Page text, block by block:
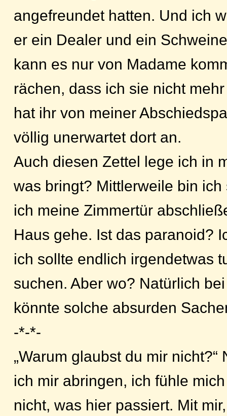
angefreundet hatten. Und ich
er ein Dealer und ein
kann es nur von Madame
rächen, dass ich sie nicht
hat ihr von meiner
völlig unerwartet dort an.
Auch diesen Zettel lege ich in
was bringt? Mittlerweile bin
ich meine Zimmertür
Haus gehe. Ist das paranoid?
ich sollte endlich irgendetwas
suchen. Aber wo? Natürlich
könnte solche absurden
-*-*-
„Warum glaubst du mir
ich mir abringen, ich fühle
nicht, was hier passiert. Mit